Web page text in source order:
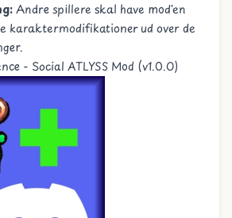
Andre spillere skal have mod'en
karaktermodifikationer ud over de
- Social ATLYSS Mod (v1.0.0)